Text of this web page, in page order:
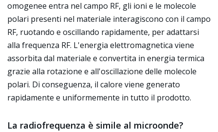
omogenee entra nel campo RF, gli ioni e le molecole
polari presenti nel materiale interagiscono con il campo
RF, ruotando e oscillando rapidamente, per adattarsi
alla frequenza RF. L'energia elettromagnetica viene
assorbita dal materiale e convertita in energia termica
grazie alla rotazione e all'oscillazione delle molecole
polari. Di conseguenza, il calore viene generato
rapidamente e uniformemente in tutto il prodotto.
La radiofrequenza è simile al microonde?